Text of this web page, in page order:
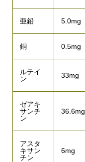
亜鉛 5.0mg
銅 0.5mg
ルテイ
ン
33mg
ゼアキ
サンチ
ン
36.6mg
アスタ
キサン
チン
6mg